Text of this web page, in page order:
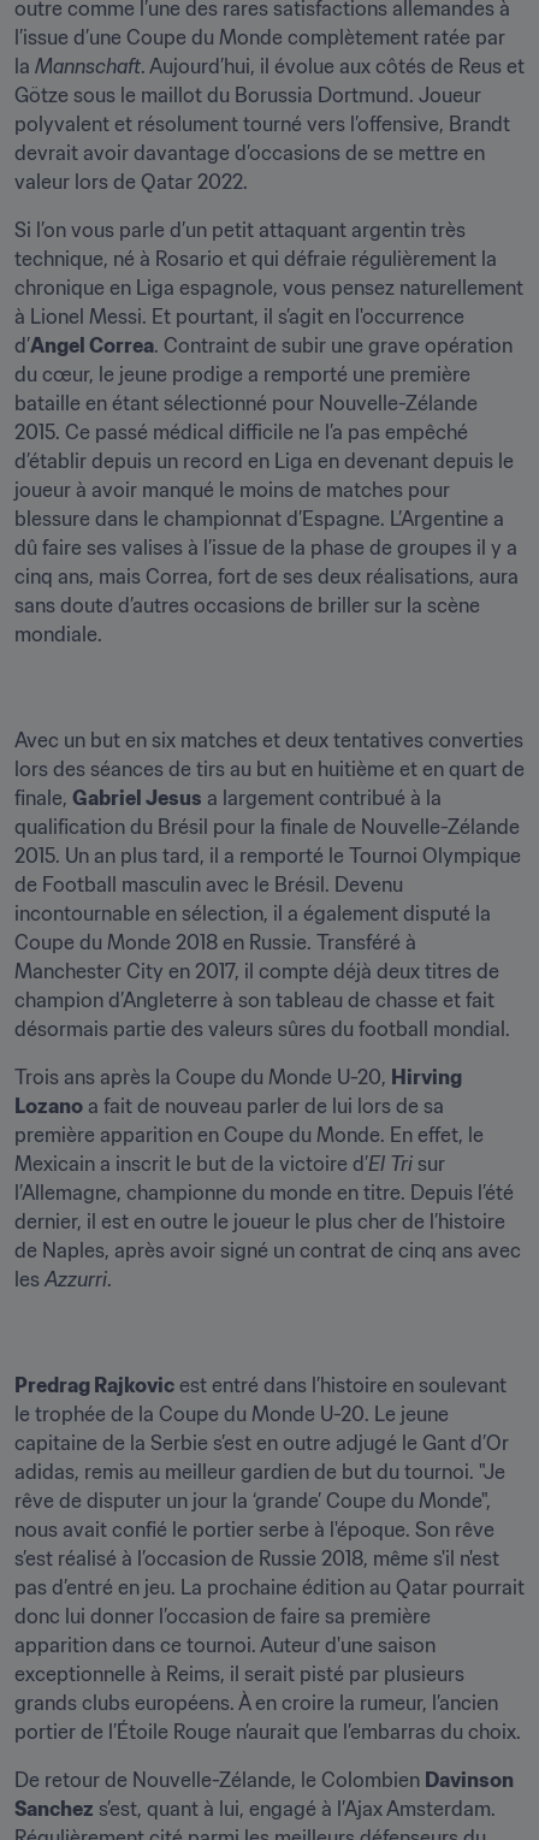
outre comme l’une des rares satisfactions allemandes à
l’issue d’une Coupe du Monde complètement ratée par
la Mannschaft. Aujourd’hui, il évolue aux côtés de Reus et
Götze sous le maillot du Borussia Dortmund. Joueur
polyvalent et résolument tourné vers l’offensive, Brandt
devrait avoir davantage d’occasions de se mettre en
valeur lors de Qatar 2022.
Si l’on vous parle d’un petit attaquant argentin très
technique, né à Rosario et qui défraie régulièrement la
chronique en Liga espagnole, vous pensez naturellement
à Lionel Messi. Et pourtant, il s’agit en l'occurrence
d’Angel Correa. Contraint de subir une grave opération
du cœur, le jeune prodige a remporté une première
bataille en étant sélectionné pour Nouvelle-Zélande
2015. Ce passé médical difficile ne l’a pas empêché
d’établir depuis un record en Liga en devenant depuis le
joueur à avoir manqué le moins de matches pour
blessure dans le championnat d’Espagne. L’Argentine a
dû faire ses valises à l’issue de la phase de groupes il y a
cinq ans, mais Correa, fort de ses deux réalisations, aura
sans doute d’autres occasions de briller sur la scène
mondiale.
Avec un but en six matches et deux tentatives converties
lors des séances de tirs au but en huitième et en quart de
finale, Gabriel Jesus a largement contribué à la
qualification du Brésil pour la finale de Nouvelle-Zélande
2015. Un an plus tard, il a remporté le Tournoi Olympique
de Football masculin avec le Brésil. Devenu
incontournable en sélection, il a également disputé la
Coupe du Monde 2018 en Russie. Transféré à
Manchester City en 2017, il compte déjà deux titres de
champion d’Angleterre à son tableau de chasse et fait
désormais partie des valeurs sûres du football mondial.
Trois ans après la Coupe du Monde U-20, Hirving
Lozano a fait de nouveau parler de lui lors de sa
première apparition en Coupe du Monde. En effet, le
Mexicain a inscrit le but de la victoire d’El Tri sur
l’Allemagne, championne du monde en titre. Depuis l’été
dernier, il est en outre le joueur le plus cher de l’histoire
de Naples, après avoir signé un contrat de cinq ans avec
les Azzurri.
Predrag Rajkovic est entré dans l’histoire en soulevant
le trophée de la Coupe du Monde U-20. Le jeune
capitaine de la Serbie s’est en outre adjugé le Gant d’Or
adidas, remis au meilleur gardien de but du tournoi. "Je
rêve de disputer un jour la ‘grande’ Coupe du Monde",
nous avait confié le portier serbe à l'époque. Son rêve
s’est réalisé à l’occasion de Russie 2018, même s'il n'est
pas d’entré en jeu. La prochaine édition au Qatar pourrait
donc lui donner l’occasion de faire sa première
apparition dans ce tournoi. Auteur d'une saison
exceptionnelle à Reims, il serait pisté par plusieurs
grands clubs européens. À en croire la rumeur, l’ancien
portier de l’Étoile Rouge n’aurait que l’embarras du choix.
De retour de Nouvelle-Zélande, le Colombien Davinson
Sanchez s’est, quant à lui, engagé à l’Ajax Amsterdam.